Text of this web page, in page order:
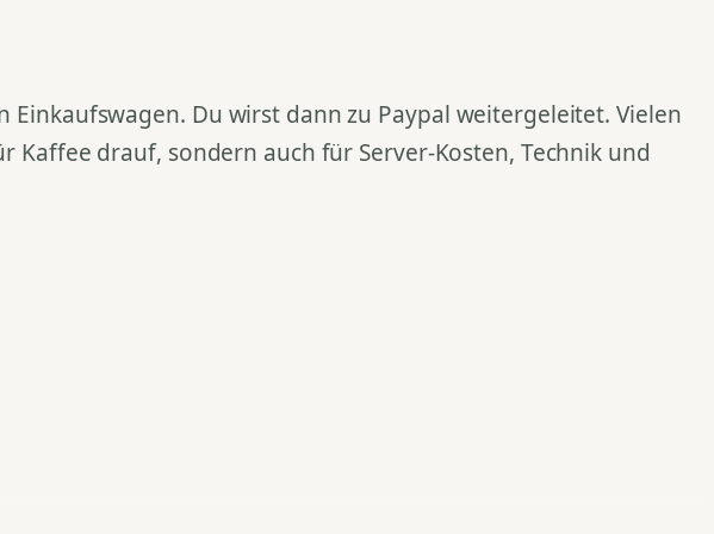
Du wirst dann zu Paypal weitergeleitet. Vielen
drauf, sondern auch für Server-Kosten, Technik und